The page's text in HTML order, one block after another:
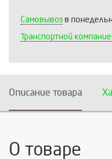
Самовывоз в
Транспортной
Описание товара
О товаре